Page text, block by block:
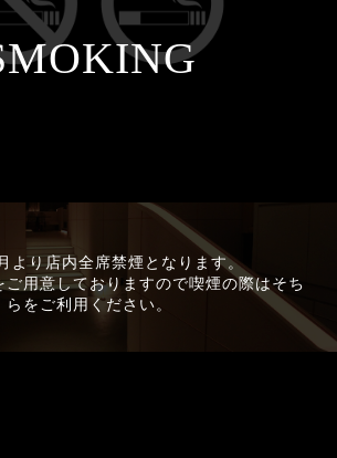
より店内全席禁煙となります。
ご用意しておりますので喫煙の際はそち
らをご利用ください。